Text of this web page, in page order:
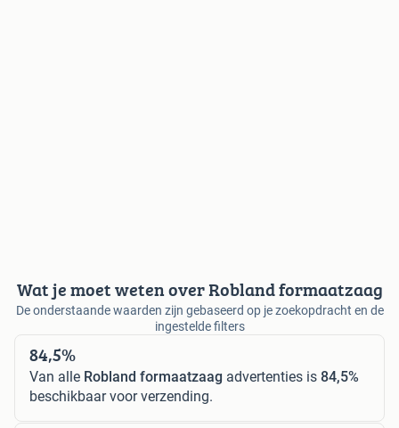
Wat je moet weten over Robland formaatzaag
De onderstaande waarden zijn gebaseerd op je zoekopdracht en de
ingestelde filters
84,5%
Van alle Robland formaatzaag advertenties is 84,5%
beschikbaar voor verzending.